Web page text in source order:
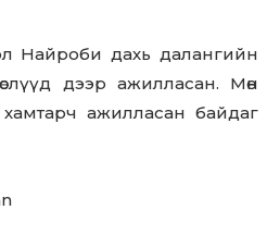
Найроби дахь далангийн
дээр ажилласан. Мөн
ажилласан байдаг